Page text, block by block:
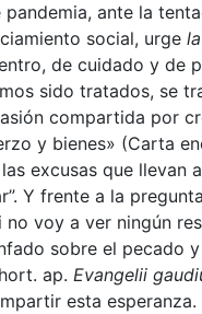
ante la
social, urge
de cuidado y de
sido tratados, se
compartida por
y bienes» (Carta
excusas que llevan
Y frente a la
voy a ver ningún
sobre el pecado
ap. Evangelii
esta